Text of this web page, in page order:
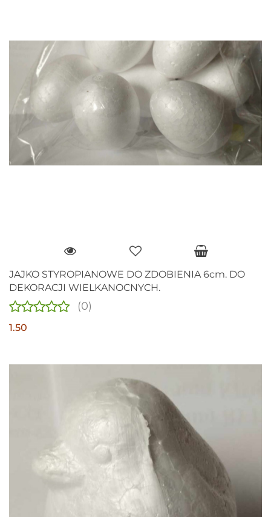
JAJKO STYROPIANOWE DO ZDOBIENIA 6cm. DO
DEKORACJI WIELKANOCNYCH.
(0)
1.50